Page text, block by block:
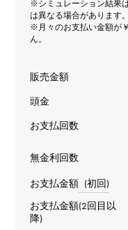
オーデマ・ピゲ
モデル名
型番
26331BC.GG.1224BC.03
タイプ
メンズ
ブレスサイズ
※シミュレーション結果
は異なる場合があります。
※月々のお支払い金額が
ん。
販売金額
頭金
お支払回数
無金利回数
お支払金額 (初回)
お支払金額(2回目以
降)